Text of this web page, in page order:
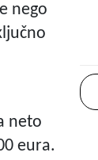
nego
neto
eura.